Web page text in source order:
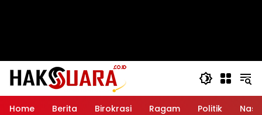
Home Berita Birokrasi Ragam Politik